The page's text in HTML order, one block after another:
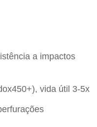
a impactos
vida útil 3-5x